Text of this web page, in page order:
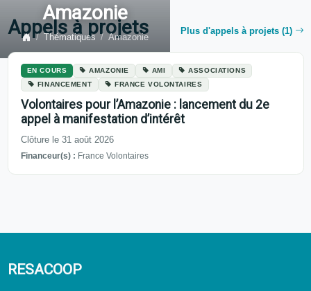
Amazonie
Thématiques Amazonie
Appels à projets Plus d'appels à projets (1)
EN COURS AMAZONIE AMI
ASSOCIATIONS
FINANCEMENT
FRANCE VOLONTAIRES
Volontaires pour l’Amazonie : lancement du 2e
appel à manifestation d’intérêt
Clôture le 31 août 2026
Financeur(s) : France Volontaires
RESACOOP